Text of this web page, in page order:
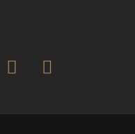
instagram
houzz